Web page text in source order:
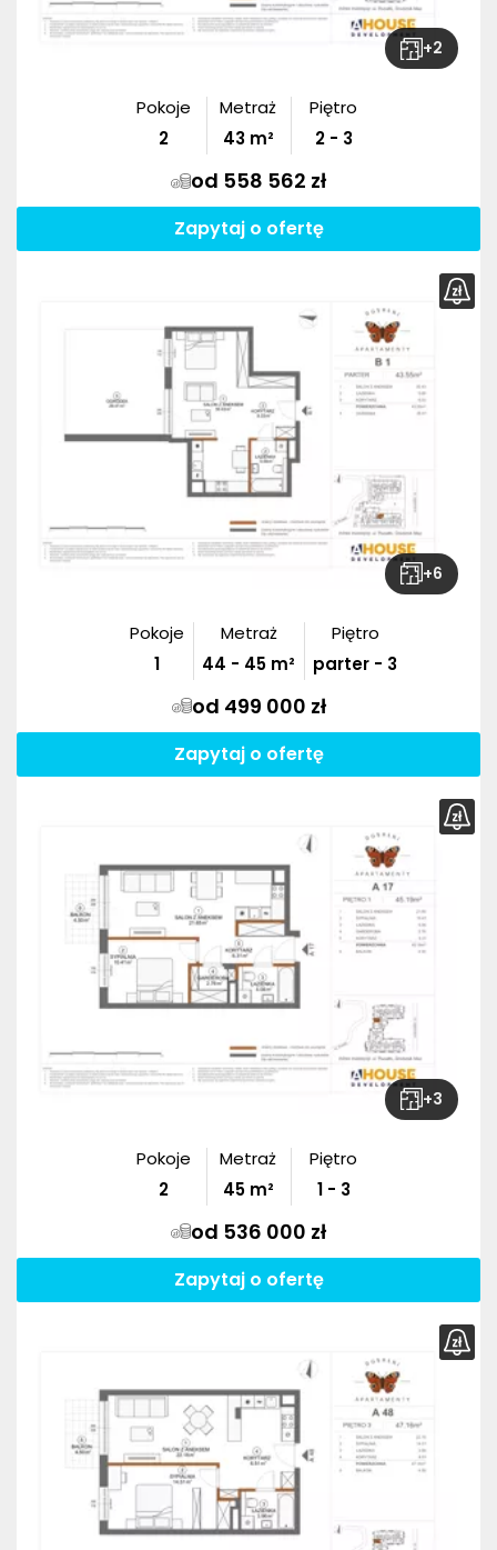
+2
Pokoje
2
Metraż
43m²
Piętro
2 - 3
od 558 562 zł
Zapytaj o ofertę
+6
Pokoje
1
Metraż
44 - 45 m²
Piętro
parter - 3
od 499 000 zł
Zapytaj o ofertę
+3
Pokoje
2
Metraż
45m²
Piętro
1 - 3
od 536 000 zł
Zapytaj o ofertę